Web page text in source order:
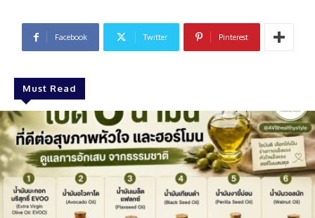
Facebook Twitter Pinterest
Must Read